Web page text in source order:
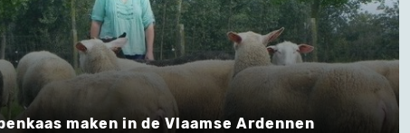
maken in de Vlaamse Ardennen